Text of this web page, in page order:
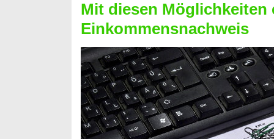
Mit diesen Möglichkeiten
Einkommensnachweis